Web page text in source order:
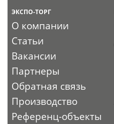
ЭКСПО-ТОРГ
О компании
Статьи
Вакансии
Партнеры
Обратная связь
Производство
Референц-объекты